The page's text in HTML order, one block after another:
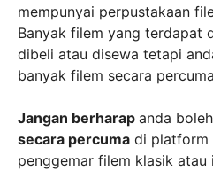
mempunyai perpustakaan
Banyak filem yang terdapat
dibeli atau disewa tetapi
banyak filem secara
Jangan berharap anda
secara percuma di platform
penggemar filem klasik atau